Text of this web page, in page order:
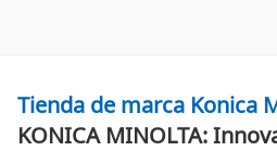
Tienda de marca Konica
KONICA MINOLTA: